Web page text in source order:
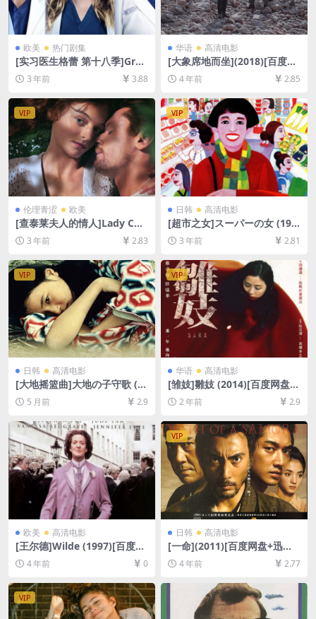
欧美 热门剧集
[实习医生格蕾 第十八季]Gre
y’s Anatomy Season 18 (20
21)[百度网盘+夸克网盘1080P
超清未删减资源][网盘在线播
放/下载][MP4/55GB][奈飞官
方中字]
3 年前 3.88
华语 高清电影
[大象席地而坐](2018)[百度网
盘+夸克网盘+迅雷云盘资源10
80P超清未删减][MP4/14GB]
[中文字幕]
4 年前 2.85
VIP
伦理青涩 欧美
[查泰莱夫人的情人]Lady Cha
tterley’s Lover (2022)[百度
网盘+迅雷云盘资源1080P超
字幕]
3 年前 2.83
VIP
日韩 高清电影
[超市之女]スーパーの女 (199
6)[百度网盘+夸克网盘1080P
超清未删减资源][网盘在线播
幕]
3 年前 2.81
VIP
日韩 高清电影
[大地摇篮曲]大地の子守歌 (1
976)[百度网盘+夸克网盘1080
P超清未删减资源][网盘在线播
放/下载][MP4/7GB][中文字
幕]
5 月前 2.9
VIP
华语 高清电影
[雏妓]雛妓 (2014)[百度网盘
+夸克网盘1080P超清未删减
资源][网盘在线播放/下载][MP
4/6GB][粤语中字]
2 年前 2.9
欧美 高清电影
[王尔德]Wilde (1997)[百度网
盘+迅雷云盘资源1080P超清]
[MP4/6.1GB][中文字幕]
4 年前 0
VIP
日韩 高清电影
[一命](2011)[百度网盘+迅雷
云盘资源1080P超清未删减]
[MP4/8GB][日语中字]
4 年前 2.77
VIP